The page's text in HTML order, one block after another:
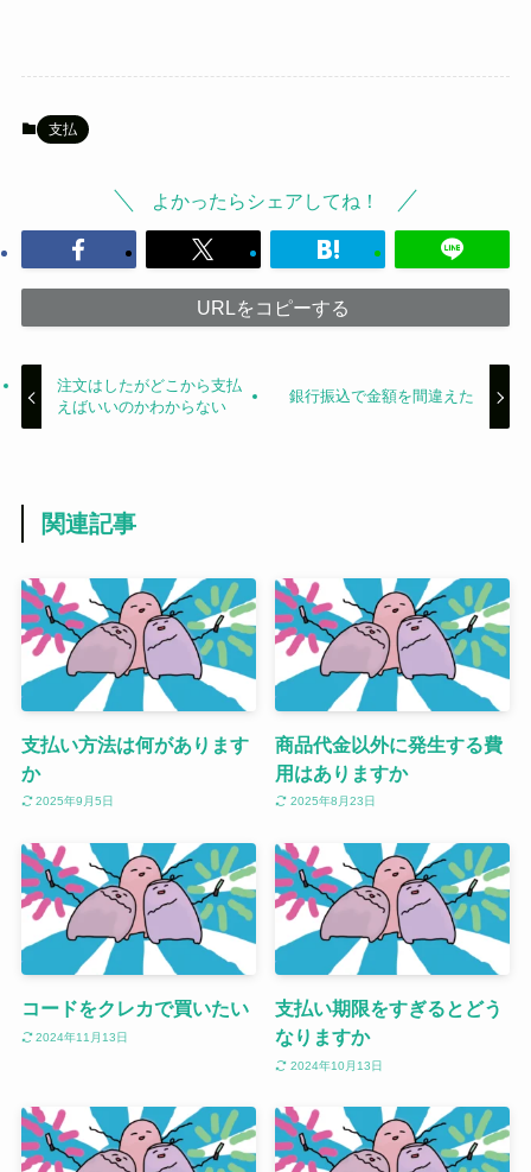
支払
よかったらシェアしてね！
URLをコピーする
注文はしたがどこから支払
えばいいのかわからない
銀行振込で金額を間違えた
関連記事
支払い方法は何があります
か
2025年9月5日
商品代金以外に発生する費
用はありますか
2025年8月23日
コードをクレカで買いたい
2024年11月13日
支払い期限をすぎるとどう
なりますか
2024年10月13日